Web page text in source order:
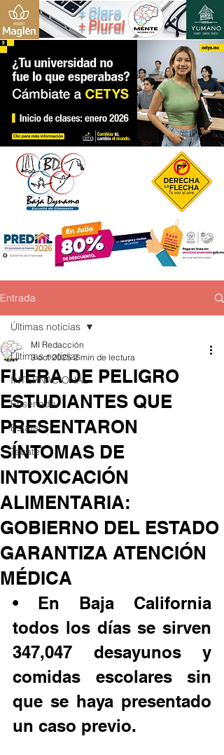
+ Claro
+ Plural
Entrada
Últimas noticias
INTERNACIONAL
Ensenada
Estatal
Tecate
Últimas noticias
FUERA DE PELIGRO
ESTUDIANTES QUE
PRESENTARON
SÍNTOMAS DE
INTOXICACIÓN
ALIMENTARIA:
GOBIERNO DEL ESTADO
GARANTIZA ATENCIÓN
MÉDICA
MI Redacción
3 oct 2025 2 min de lectura
• En Baja California
todos los días se sirven
347,047 desayunos y
comidas escolares sin
que se haya presentado
un caso previo.